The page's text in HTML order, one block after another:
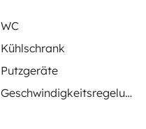
WC
Kühlschrank
Putzgeräte
Geschwindigkeitsregelung